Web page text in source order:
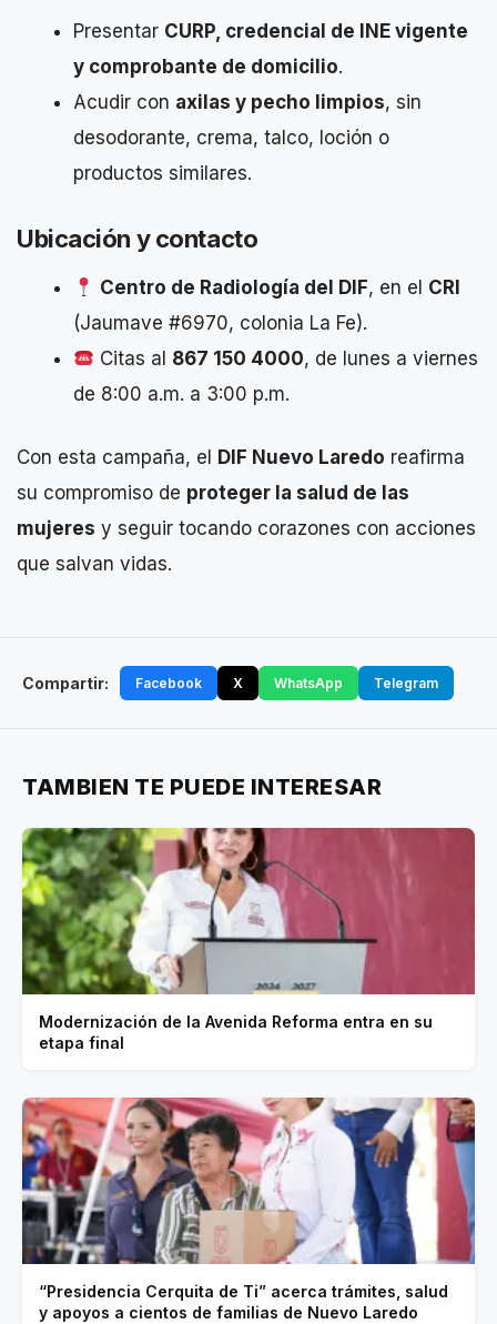
Presentar CURP, credencial de INE vigente
y comprobante de domicilio.
Acudir con axilas y pecho limpios, sin
desodorante, crema, talco, loción o
productos similares.
Ubicación y contacto
Centro de Radiología del DIF, en el CRI
(Jaumave #6970, colonia La Fe).
Citas al 867 150 4000, de lunes a viernes
de 8:00 a.m. a 3:00 p.m.
Con esta campaña, el DIF Nuevo Laredo reafirma
su compromiso de proteger la salud de las
mujeres y seguir tocando corazones con acciones
que salvan vidas.
Compartir: Facebook X WhatsApp Telegram
TAMBIEN TE PUEDE INTERESAR
Modernización de la Avenida Reforma entra en su
etapa final
“Presidencia Cerquita de Ti” acerca trámites, salud
y apoyos a cientos de familias de Nuevo Laredo